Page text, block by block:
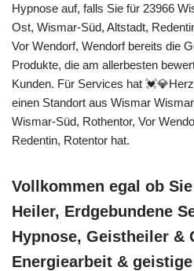
Hypnose auf, falls Sie für 23966
Ost, Wismar-Süd, Altstadt,
Vor Wendorf, Wendorf bereits die
Produkte, die am allerbesten
Kunden. Für Services hat
einen Standort aus Wismar
Wismar-Süd, Rothentor, Vor
Redentin, Rotentor hat.
Vollkommen egal ob
Heiler, Erdgebundene
Hypnose, Geistheiler &
Energiearbeit &